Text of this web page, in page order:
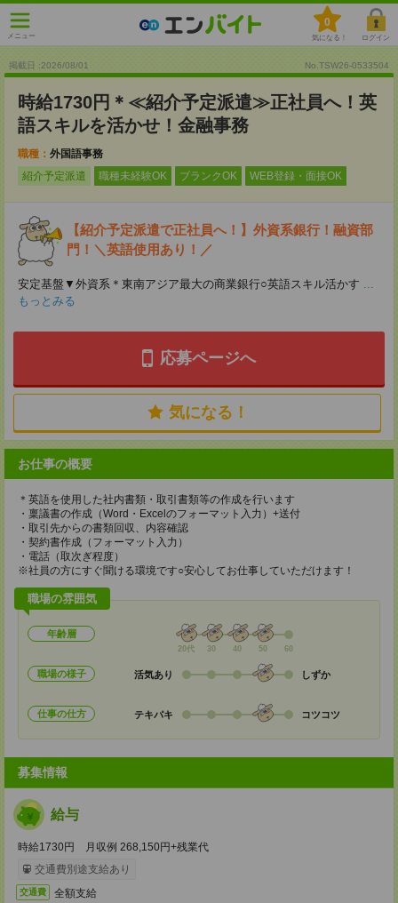
メニュー
0
気になる！ ログイン
掲載日 :2026/08/01 No.TSW26-0533504
時給1730円＊≪紹介予定派遣≫正社員へ！英
語スキルを活かせ！金融事務
職種： 外国語事務
紹介予定派遣
職種未経験OK ブランクOK WEB登録・面接OK
【紹介予定派遣で正社員へ！】外資系銀行！融資部
門！＼英語使用あり！／
安定基盤▼外資系＊東南アジア最大の商業銀行○英語スキル活かす ...
もっとみる
応募ページへ
気になる！
お仕事の概要
＊英語を使用した社内書類・取引書類等の作成を行います
・稟議書の作成（Word・Excelのフォーマット入力）+送付
・取引先からの書類回収、内容確認
・契約書作成（フォーマット入力）
・電話（取次ぎ程度）
※社員の方にすぐ聞ける環境です○安心してお仕事していただけます！
職場の雰囲気
年齢層
20代 30 40 50 60
職場の様子 活気あり しずか
仕事の仕方 テキパキ コツコツ
募集情報
給与
時給1730円 月収例 268,150円+残業代
交通費別途支給あり
交通費 全額支給